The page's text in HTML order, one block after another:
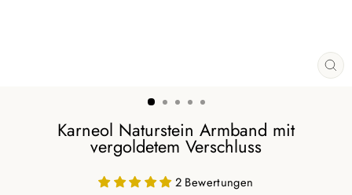
Karneol Naturstein Armband mit
vergoldetem Verschluss
2 Bewertungen